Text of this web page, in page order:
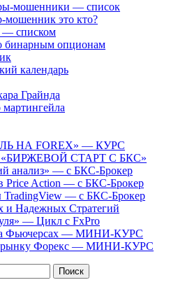
мошенники — список
мошенник это кто?
— списком
бинарным опционам
календарь
Грайнда
мартингейла
НА FOREX» — КУРС
СТАРТ С БКС»
анализ» — с БКС-Брокер
Price Action — с БКС-Брокер
TradingView — с БКС-Брокер
и Надежных Стратегий
— Цикл с FxPro
Фьючерсах — МИНИ-КУРС
рынку Форекс — МИНИ-КУРС